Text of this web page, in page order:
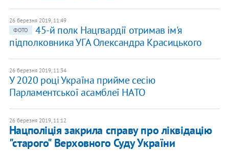
26 березня 2019, 11:49
ФОТО
45-й полк Нацгвардії отримав ім'я
підполковника УГА Олександра Красицького
26 березня 2019, 11:34
У 2020 році Україна прийме сесію
Парламентської асамблеї НАТО
26 березня 2019, 11:12
Нацполіція закрила справу про ліквідацію
"старого" Верховного Суду України